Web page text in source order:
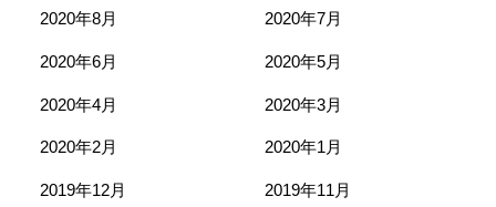
2020年8月 2020年7月
2020年6月 2020年5月
2020年4月 2020年3月
2020年2月 2020年1月
2019年12月 2019年11月